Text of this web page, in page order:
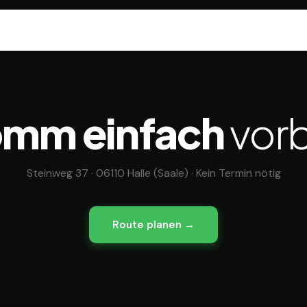
einfach
Steinweg 37 · 06110 Halle (Saale) · Kein Termin nötig
Route planen →